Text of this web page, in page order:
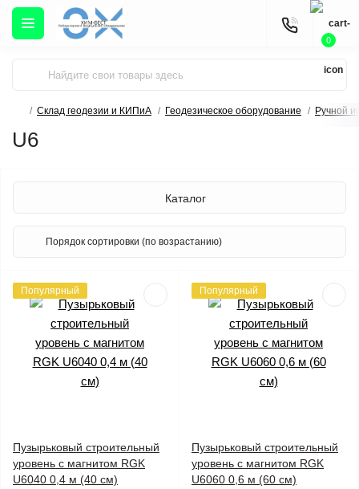
0
Склад геодезии и КИПиА Геодезическое оборудование Ручной
U6
Каталог
Популярный
Пузырьковый строительный
уровень с магнитом RGK
U6040 0,4 м (40 см)
Популярный
Пузырьковый строительный
уровень с магнитом RGK
U6060 0,6 м (60 см)